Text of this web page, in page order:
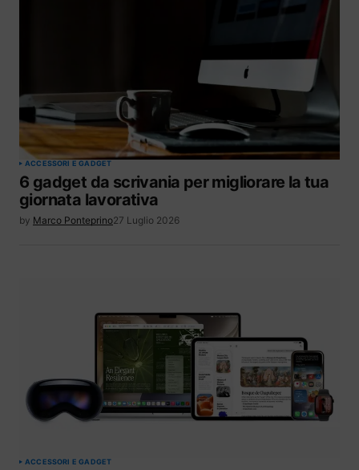
ACCESSORI E GADGET
6 gadget da scrivania per migliorare la tua
giornata lavorativa
by Marco Ponteprino27 Luglio 2026
ACCESSORI E GADGET